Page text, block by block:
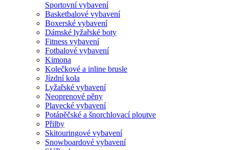
Sportovní vybavení
Basketbalové vybavení
Boxerské vybavení
Dámské lyžařské boty
Fitness vybavení
Fotbalové vybavení
Kimona
Kolečkové a inline brusle
Jízdní kola
Lyžařské vybavení
Neoprenové pěny
Plavecké vybavení
Potápěčské a šnorchlovací ploutve
Přilby
Skitouringové vybavení
Snowboardové vybavení